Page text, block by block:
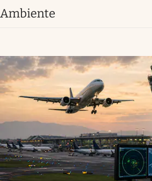
Apertura
Infotechnology
Clase
Clima
Mundial 2026
Eventos Corporativos
El Cronista Studio
ambiente